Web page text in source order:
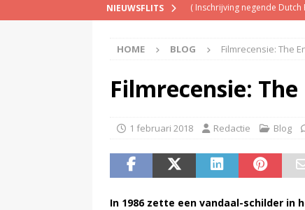
NIEUWSFLITS ( Inschrijving negende
( TalkRadio lanceert meest
KINK-oprichter Leon
HOME BLOG Filmrecensie: The
Filmrecensie:
1 februari 2018 Redactie Blog
In 1986 zette een vandaal-schilder in